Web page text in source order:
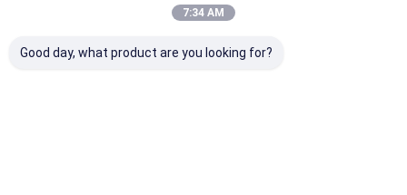
7:34 AM
Good day, what product are you looking for?